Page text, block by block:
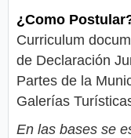
¿Como
Curriculum
de Declaración
Partes de la
Galerías
En las bases se